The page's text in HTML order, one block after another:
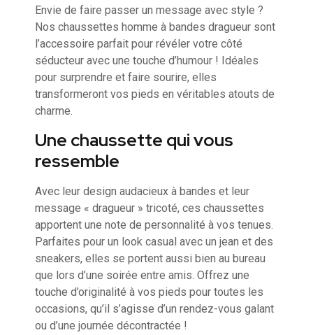
Envie de faire passer un message avec style ?
Nos chaussettes homme à bandes dragueur sont
l’accessoire parfait pour révéler votre côté
séducteur avec une touche d’humour ! Idéales
pour surprendre et faire sourire, elles
transformeront vos pieds en véritables atouts de
charme.
Une chaussette qui vous
ressemble
Avec leur design audacieux à bandes et leur
message « dragueur » tricoté, ces chaussettes
apportent une note de personnalité à vos tenues.
Parfaites pour un look casual avec un jean et des
sneakers, elles se portent aussi bien au bureau
que lors d’une soirée entre amis. Offrez une
touche d’originalité à vos pieds pour toutes les
occasions, qu’il s’agisse d’un rendez-vous galant
ou d’une journée décontractée !